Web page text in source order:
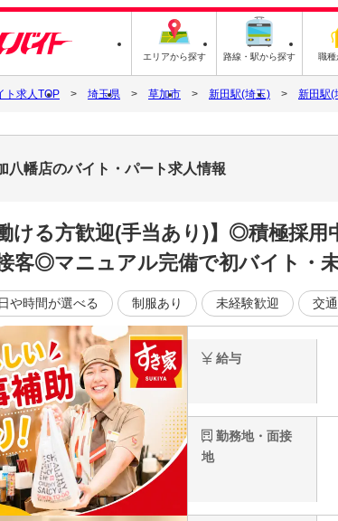
エリアから探す 路線・駅から探す 職種
ト求人TOP 埼玉県 草加市 新田駅(埼玉) 新田駅(
八幡店のバイト・パート求人情報
働ける方歓迎(手当あり)】◎積極採
客◎マニュアル完備で初バイト・
や時間が選べる 制服あり 未経験歓迎 交
給与
勤務地・面接
地